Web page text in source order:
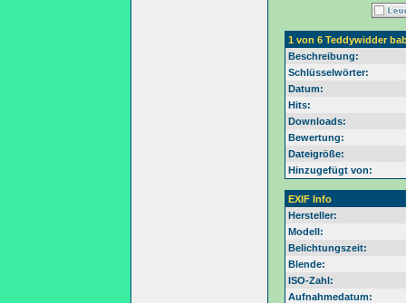
1 von 6 Teddywidder
Beschreibung:
Schlüsselwörter:
Datum:
Hits:
Downloads:
Bewertung:
Dateigröße:
Hinzugefügt von:
EXIF Info
Hersteller:
Modell:
Belichtungszeit:
Blende:
ISO-Zahl:
Aufnahmedatum: